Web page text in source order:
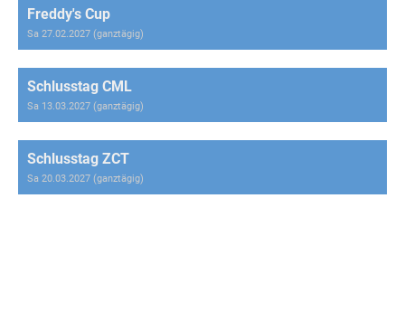
Freddy's Cup
Sa 27.02.2027 (ganztägig)
Schlusstag CML
Sa 13.03.2027 (ganztägig)
Schlusstag ZCT
Sa 20.03.2027 (ganztägig)